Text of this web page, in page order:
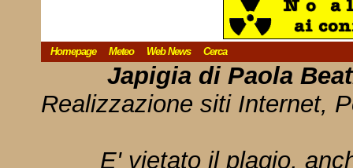
Homepage Meteo Web News Cerca
Japigia di Paola
Realizzazione siti Internet,
E' vietato il plagio,